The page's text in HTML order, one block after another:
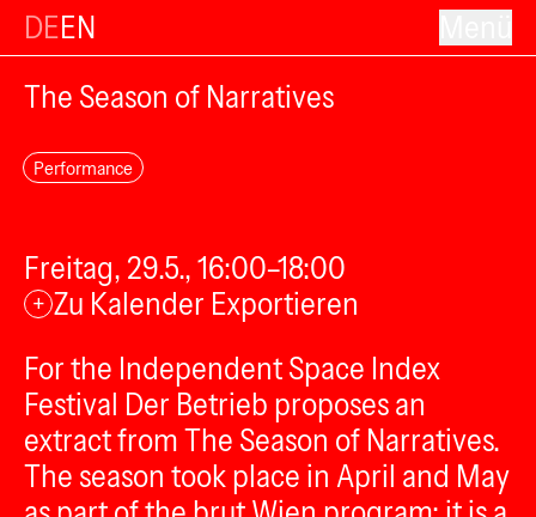
DEEN
The Season of Narratives
Performance
Freitag, 29.5., 16:00–18:00
+ Zu Kalender Exportieren
For the Independent Space Index
Festival Der Betrieb proposes an
extract from The Season of Narratives.
The season took place in April and May